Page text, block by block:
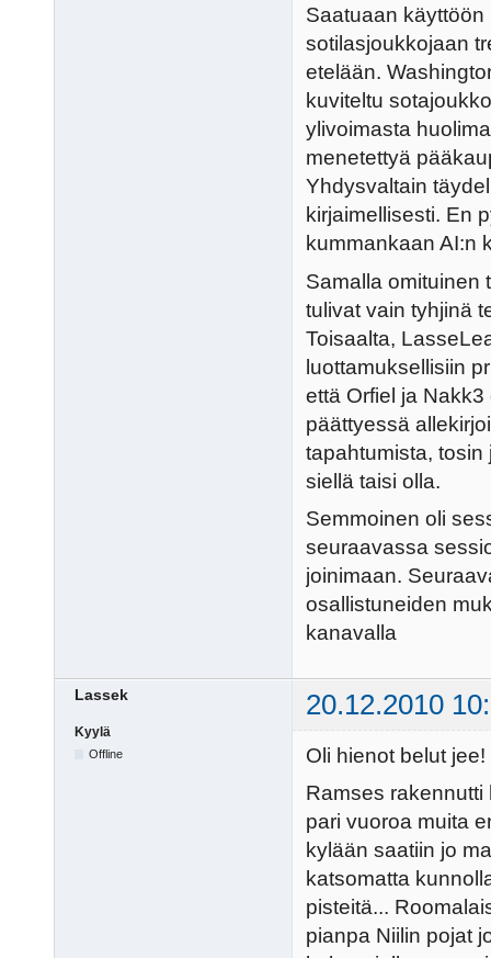
Saatuaan
sotilasjoukkojaan
etelään.
kuviteltu
ylivoimasta
menetettyä
Yhdysvaltain
kirjaimellisesti. En
kummankaan AI:n
Samalla omituinen
tulivat vain tyhjinä
Toisaalta,
luottamuksellisiin
että Orfiel ja
päättyessä
tapahtumista,
siellä taisi olla.
Semmoinen oli
seuraavassa
joinimaan.
osallistuneiden
kanavalla
Lassek 20.12.2010
Kyylä
Offline
Oli hienot belut jee!
Ramses
pari vuoroa muita
kylään saatiin jo
katsomatta
pisteitä...
pianpa Niilin pojat